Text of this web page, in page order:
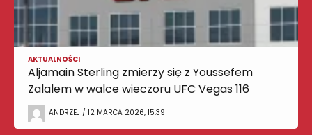
AKTUALNOŚCI
Aljamain Sterling zmierzy się z Youssefem
Zalalem w walce wieczoru UFC Vegas 116
ANDRZEJ / 12 MARCA 2026, 15:39